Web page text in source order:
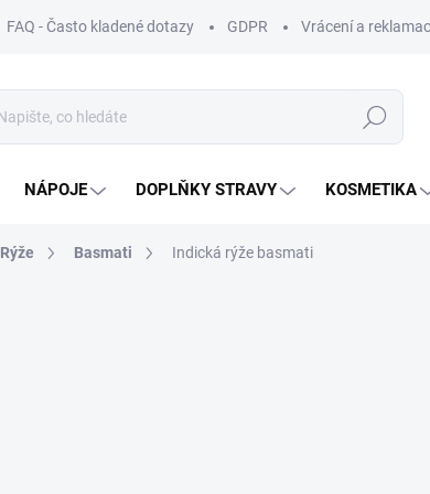
FAQ - Často kladené dotazy GDPR Vrácení a
Hledat
NÁPOJE DOPLŇKY STRAVY KOSMETIKA
Rýže Basmati Indická rýže basmati